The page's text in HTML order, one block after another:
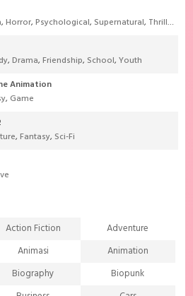
,Horror,Psychological, Supernatural, Thriller
,Drama,Friendship, School,Youth
Animation
, Game
,Fantasy, Sci-Fi
Action Fiction
Adventure
Animasi
Animation
Biography
Biopunk